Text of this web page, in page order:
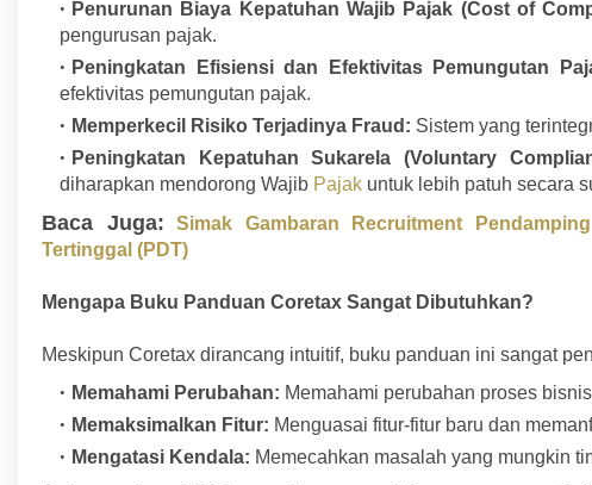
Penurunan Biaya Kepatuhan Wajib Pajak (Cost of
pengurusan pajak.
Peningkatan Efisiensi dan Efektivitas Pemungutan
efektivitas pemungutan pajak.
Memperkecil Risiko Terjadinya Fraud: Sistem yang
Peningkatan Kepatuhan Sukarela (Voluntary
diharapkan mendorong Wajib Pajak untuk lebih patuh secara
Baca Juga:
Simak Gambaran Recruitment
Tertinggal (PDT)
Mengapa Buku Panduan Coretax Sangat Dibutuhkan?
Meskipun Coretax dirancang intuitif, buku panduan ini sangat
Memahami Perubahan: Memahami perubahan proses
Memaksimalkan Fitur: Menguasai fitur-fitur baru dan
Mengatasi Kendala: Memecahkan masalah yang mungkin